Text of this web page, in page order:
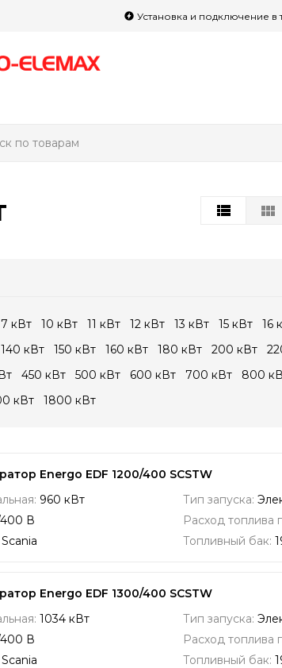
Установка и подключение в
по товарам
7 кВт 10 кВт 11 кВт 12 кВт 13 кВт 15 кВт 16
140 кВт 150 кВт 160 кВт 180 кВт 200 кВт
450 кВт 500 кВт 600 кВт 700 кВт 800
кВт 1800 кВт
Energo EDF 1200/400 SCSTW
960 кВт Тип запуска:
В Расход топлива
Scania Топливный бак:
Energo EDF 1300/400 SCSTW
1034 кВт Тип запуска:
В Расход топлива
Scania Топливный бак: